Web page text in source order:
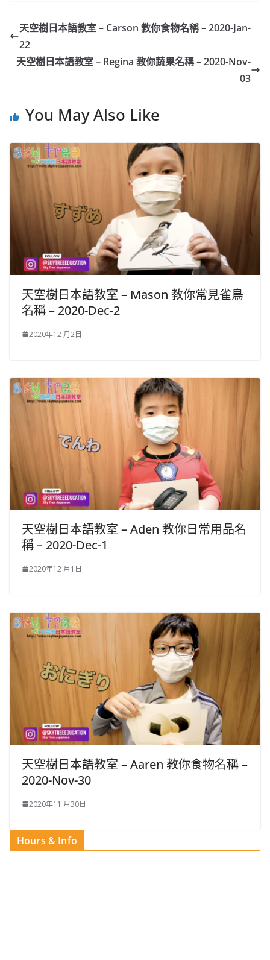
天空樹日本語教室 – Carson​ 教你食物名稱 – 2020-Jan-
22
天空樹日本語教室﹣Regina 教你蔬果名稱 – 2020-Nov-
03
You May Also Like
天空樹日本語教室 – Mason 教你常見雀鳥
名稱 – 2020-Dec-2
2020年12 月2日
天空樹日本語教室 – Aden 教你日常用品名
稱 – 2020-Dec-1
2020年12 月1日
天空樹日本語教室 – Aaren​ 教你食物名稱 –
2020-Nov-30
2020年11 月30日
Hours & Info